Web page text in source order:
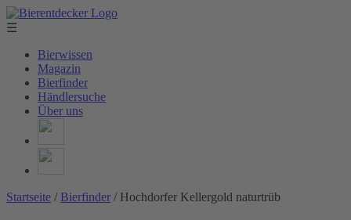
☰
Bierwissen
Magazin
Bierfinder
Händlersuche
Über uns
Startseite / Bierfinder / Hochdorfer Kellergold naturtrüb